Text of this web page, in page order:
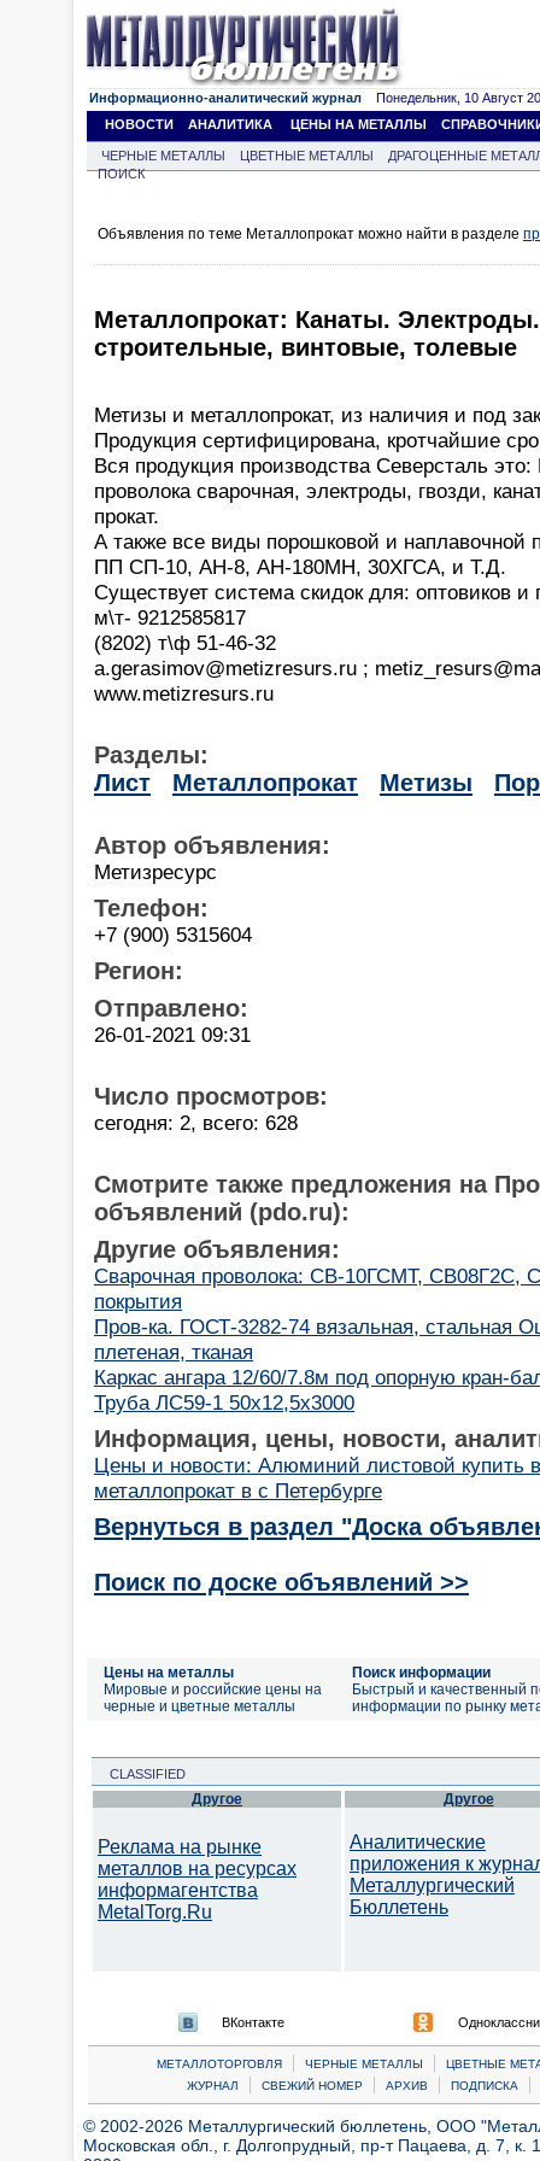
Информационно-аналитический журнал Понедельник, 10 Август
НОВОСТИ
АНАЛИТИКА ЦЕНЫ НА МЕТАЛЛЫ
ЧЕРНЫЕ МЕТАЛЛЫ ЦВЕТНЫЕ МЕТАЛЛЫ
ДРАГОЦЕННЫЕ
ПОИСК
Объявления по теме Металлопрокат можно найти в разделе
Металлопрокат: Канаты.
строительные, винтовые, толевые
Метизы и металлопрокат, из наличия и под
Продукция сертифицирована, кротчайшие
Вся продукция производства Северсталь
проволока сварочная, электроды, гвозди,
прокат.
А также все виды порошковой и наплавочной
ПП СП-10, АН-8, АН-180МН, 30ХГСА, и Т.Д.
Существует система скидок для: оптовиков и
м\т- 9212585817
(8202) т\ф 51-46-32
a.gerasimov@metizresurs.ru ;
www.metizresurs.ru
Разделы:
Лист
Металлопрокат Метизы
Автор объявления:
Метизресурс
Телефон:
+7 (900) 5315604
Регион:
Отправлено:
26-01-2021 09:31
Число просмотров:
сегодня: 2, всего: 628
Смотрите также предложения на
объявлений (pdo.ru):
Другие объявления:
Cварочная проволока: СВ-10ГСМТ, СВ08Г2С,
покрытия
Пров-ка. ГОСТ-3282-74 вязальная, стальная
плетеная, тканая
Каркас ангара 12/60/7.8м под опорную кран-
Труба ЛС59-1 50х12,5х3000
Информация, цены, новости,
Цены и новости: Алюминий листовой купить
металлопрокат в с Петербурге
Вернуться в раздел "Доска
Поиск по доске объявлений >>
Цены на металлы
Мировые и российские цены на
черные и цветные металлы
Поиск информации
Быстрый и качественный
информации по рынку
CLASSIFIED
Другое
Реклама на рынке
металлов на ресурсах
информагентства
MetalTorg.Ru
Другое
Аналитические
приложения к
Металлургический
Бюллетень
ВКонтакте
МЕТАЛЛОТОРГОВЛЯ | ЧЕРНЫЕ МЕТАЛЛЫ |
ЦВЕТНЫЕ
ЖУРНАЛ
| СВЕЖИЙ НОМЕР | АРХИВ | ПОДПИСКА |
© 2002-2026 Металлургический бюллетень, ООО
Московская обл., г. Долгопрудный, пр-т Пацаева, д. 7,